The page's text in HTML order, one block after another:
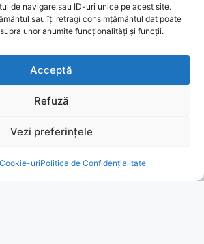
de navigare sau ID-uri unice pe acest site.
sau îți retragi consimțământul dat poate
unor anumite funcționalități și funcții.
Acceptă
Refuză
Vezi preferințele
uriPolitica de Confidențialitate